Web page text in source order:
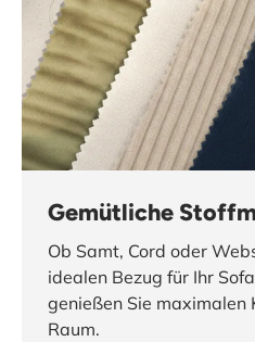
Gemütliche
Ob Samt, Cord oder
idealen Bezug für Ihr
genießen Sie maximalen
Raum.